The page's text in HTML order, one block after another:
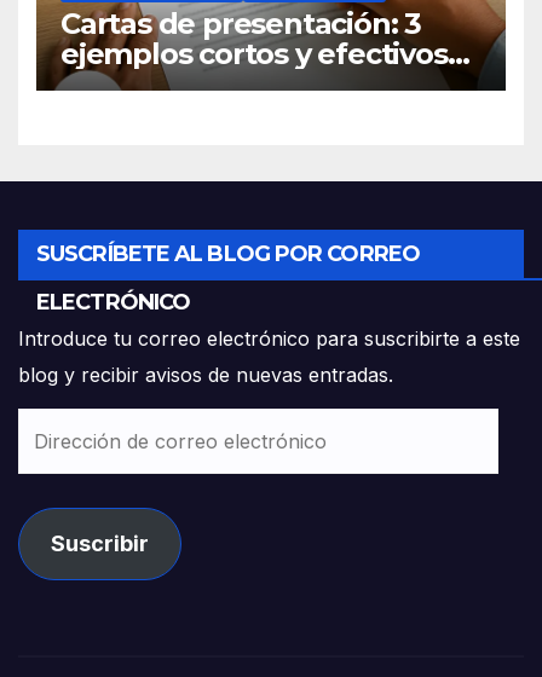
Cartas de presentación: 3
ejemplos cortos y efectivos
para postular a un empleo
SUSCRÍBETE AL BLOG POR CORREO
ELECTRÓNICO
Introduce tu correo electrónico para suscribirte a este
blog y recibir avisos de nuevas entradas.
electrónico
Suscribir